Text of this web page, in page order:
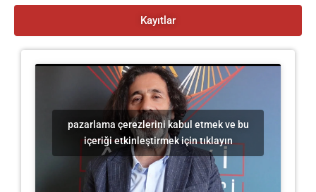
Kayıtlar
pazarlama çerezlerini kabul etmek ve bu
içeriği etkinleştirmek için tıklayın